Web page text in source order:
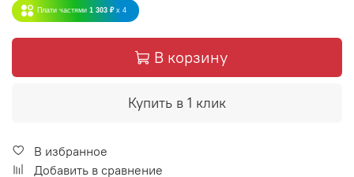
Плати частями 1 303 ₽ x 4
В корзину
Купить в 1 клик
В избранное
Добавить в сравнение